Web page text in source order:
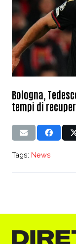
Bologna,
tempi di
Tags: News